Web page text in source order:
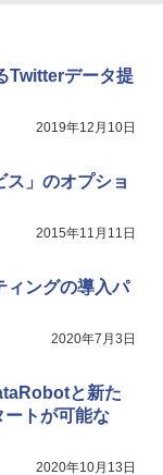
Twitterデータ提
2019年12月10日
」のオプショ
2015年11月11日
ィングの導入パ
2020年7月3日
と新た
トが可能な
2020年10月13日